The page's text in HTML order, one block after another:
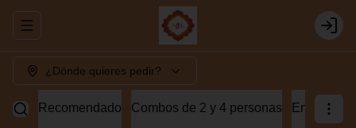
Abrir menu de navegación Login
¿Dónde quieres pedir?
Recomendado Combos de 2 y 4 personas Entradas